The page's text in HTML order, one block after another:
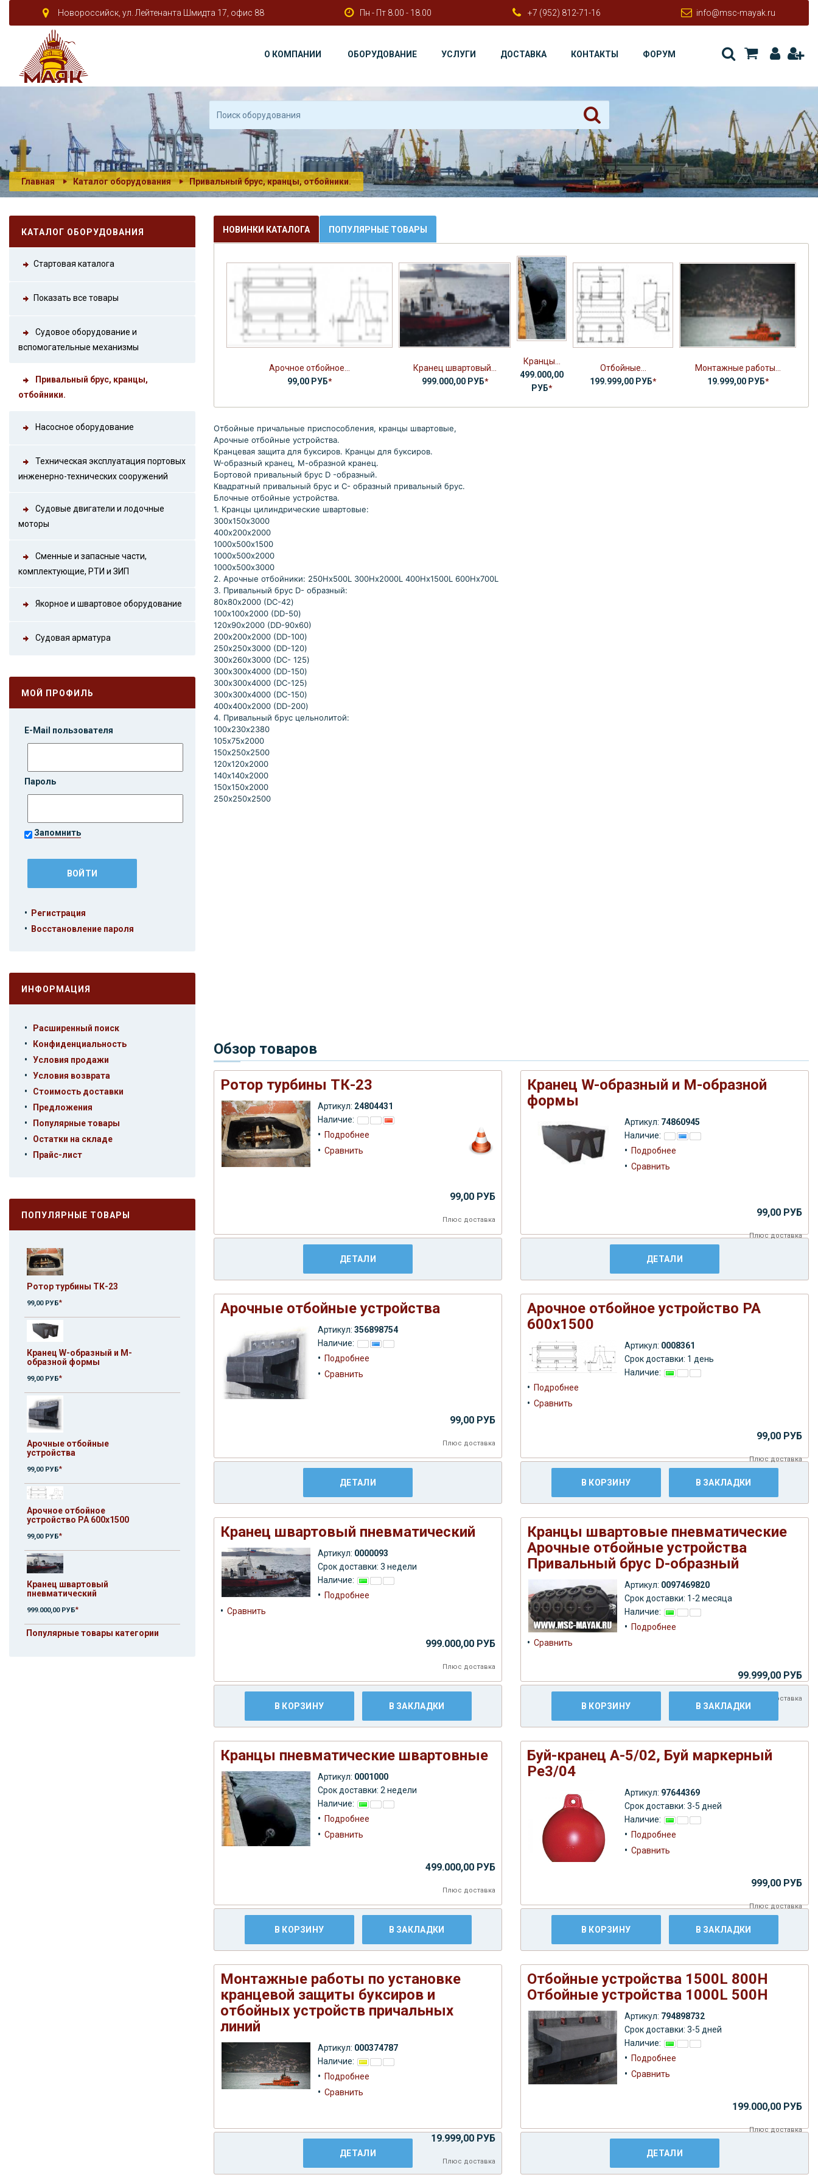
Новороссийск, ул. Лейтенанта Шмидта 17, офис 88 Пн - Пт 8.00 - 18.00 +7 (952) 812-71-16 info@msc-mayak.ru
О КОМПАНИИ ОБОРУДОВАНИЕ УСЛУГИ ДОСТАВКА КОНТАКТЫ ФОРУМ
Главная Каталог оборудования Привальный брус, кранцы, отбойники.
КАТАЛОГ ОБОРУДОВАНИЯ
Стартовая каталога
Показать все товары
Судовое оборудование и
вспомогательные механизмы
Привальный брус, кранцы,
отбойники.
Насосное оборудование
Техническая эксплуатация портовых
инженерно-технических сооружений
Судовые двигатели и лодочные
моторы
Сменные и запасные части,
комплектующие, РТИ и ЗИП
Якорное и швартовое оборудование
Судовая арматура
МОЙ ПРОФИЛЬ
E-Mail пользователя
Пароль
Запомнить
• Регистрация
• Восстановление пароля
ИНФОРМАЦИЯ
• Расширенный поиск
• Конфиденциальность
• Условия продажи
• Условия возврата
• Стоимость доставки
• Предложения
• Популярные товары
• Остатки на складе
• Прайс-лист
ПОПУЛЯРНЫЕ ТОВАРЫ
Ротор турбины ТК-23
99,00 РУБ*
Кранец W-образный и M-
образной формы
99,00 РУБ*
Арочные отбойные
устройства
99,00 РУБ*
Арочное отбойное
устройство РА 600х1500
99,00 РУБ*
Кранец швартовый
пневматический
999.000,00 РУБ*
Популярные товары категории
НОВИНКИ КАТАЛОГА ПОПУЛЯРНЫЕ ТОВАРЫ
Арочное отбойное...
99,00 РУБ*
Кранец швартовый...
999.000,00 РУБ*
Кранцы...
499.000,00
РУБ*
Отбойные...
199.999,00 РУБ*
Монтажные работы...
19.999,00 РУБ*
Отбойные причальные приспособления, кранцы швартовые,
Арочные отбойные устройства.
Кранцевая защита для буксиров. Кранцы для буксиров.
W-образный кранец, М-образной кранец.
Бортовой привальный брус D -образный.
Квадратный привальный брус и С- образный привальный брус.
Блочные отбойные устройства.
1. Кранцы цилиндрические швартовые:
300х150х3000
400х200х2000
1000х500х1500
1000х500х2000
1000х500х3000
2. Арочные отбойники: 250Hх500L 300Hх2000L 400Hх1500L 600Hх700L
3. Привальный брус D- образный:
80х80х2000 (DC-42)
100х100х2000 (DD-50)
120х90х2000 (DD-90х60)
200х200х2000 (DD-100)
250х250х3000 (DD-120)
300х260х3000 (DC- 125)
300х300х4000 (DD-150)
300х300х4000 (DC-125)
300х300х4000 (DC-150)
400х400х2000 (DD-200)
4. Привальный брус цельнолитой:
100х230х2380
105х75х2000
150х250х2500
120х120х2000
140х140х2000
150х150х2000
250х250х2500
Обзор товаров
Ротор турбины ТК-23
Артикул: 24804431
Наличие:
• Подробнее
• Сравнить
99,00 РУБ
Плюс доставка
ДЕТАЛИ
Кранец W-образный и M-образной
формы
Артикул: 74860945
Наличие:
• Подробнее
• Сравнить
99,00 РУБ
Плюсдоставка
ДЕТАЛИ
Арочные отбойные устройства
Артикул: 356898754
Наличие:
• Подробнее
• Сравнить
99,00 РУБ
Плюс доставка
ДЕТАЛИ
Арочное отбойное устройство РА
600х1500
Артикул: 0008361
Срок доставки: 1 день
Наличие:
• Подробнее
• Сравнить
99,00 РУБ
Плюсдоставка
В КОРЗИНУ В ЗАКЛАДКИ
Кранец швартовый пневматический
Артикул: 0000093
Срок доставки: 3 недели
Наличие:
• Подробнее
• Сравнить
999.000,00 РУБ
Плюс доставка
В КОРЗИНУ В ЗАКЛАДКИ
Кранцы швартовые пневматические
Арочные отбойные устройства
Привальный брус D-образный
Артикул: 0097469820
Срок доставки: 1-2 месяца
Наличие:
• Подробнее
• Сравнить
99.999,00 РУБ
доставка
В КОРЗИНУ В ЗАКЛАДКИ
Кранцы пневматические швартовные
Артикул: 0001000
Срок доставки: 2 недели
Наличие:
• Подробнее
• Сравнить
499.000,00 РУБ
Плюс доставка
В КОРЗИНУ В ЗАКЛАДКИ
Буй-кранец А-5/02, Буй маркерный
Ре3/04
Артикул: 97644369
Срок доставки: 3-5 дней
Наличие:
• Подробнее
• Сравнить
999,00 РУБ
Плюсдоставка
В КОРЗИНУ В ЗАКЛАДКИ
Монтажные работы по установке
кранцевой защиты буксиров и
отбойных устройств причальных
линий
Артикул: 000374787
Наличие:
• Подробнее
• Сравнить
19.999,00 РУБ
Плюс доставка
ДЕТАЛИ
Отбойные устройства 1500L 800H
Отбойные устройства 1000L 500H
Артикул: 794898732
Срок доставки: 3-5 дней
Наличие:
• Подробнее
• Сравнить
199.000,00 РУБ
Плюсдоставка
ДЕТАЛИ